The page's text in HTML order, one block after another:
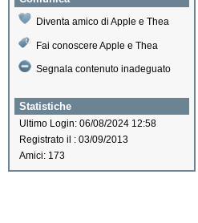
Diventa amico di Apple e Thea
Fai conoscere Apple e Thea
Segnala contenuto inadeguato
Statistiche
Ultimo Login: 06/08/2024 12:58
Registrato il : 03/09/2013
Amici: 173